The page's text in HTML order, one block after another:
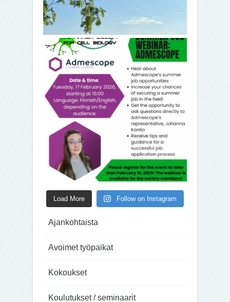
Load More Follow on Instagram
Ajankohtaista
Avoimet työpaikat
Kokoukset
Koulutukset / seminaarit